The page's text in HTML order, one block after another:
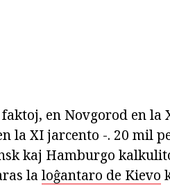
en Novgorod en la
la XI jarcento -. 20 mil
kaj Hamburgo
laloĝantaro de Kievo